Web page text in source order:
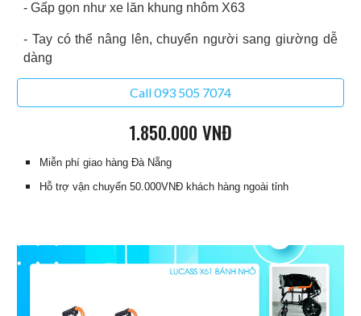
- Gấp gọn như xe lăn khung nhôm X63
- Tay có thể nâng lên, chuyển người sang giường dễ
dàng
Call 093 505 7074
1.850.000 VNĐ
Miễn phí giao hàng Đà Nẵng
Hỗ trợ vận chuyển 50.000VNĐ khách hàng ngoài tỉnh